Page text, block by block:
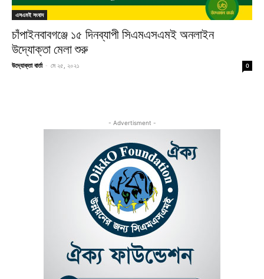
এসএমই সংবাদ
চাঁপাইনবাবগঞ্জে ১৫ দিনব্যাপী সিএমএসএমই অনলাইন
উদ্যোক্তা মেলা শুরু
উদ্যোক্তা বার্তা - মে ২৫, ২০২১ 0
- Advertisment -